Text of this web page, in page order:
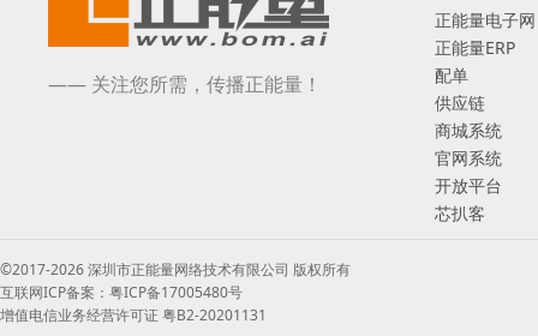
—— 关注您所需，传播正能量！
正能量电子网
正能量ERP
配单
供应链
商城系统
官网系统
开放平台
芯扒客
©2017-2026 深圳市正能量网络技术有限公司 版权所有
互联网ICP备案：粤ICP备17005480号
增值电信业务经营许可证 粤B2-20201131